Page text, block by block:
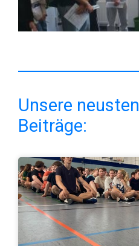
Unsere neusten
Beiträge: